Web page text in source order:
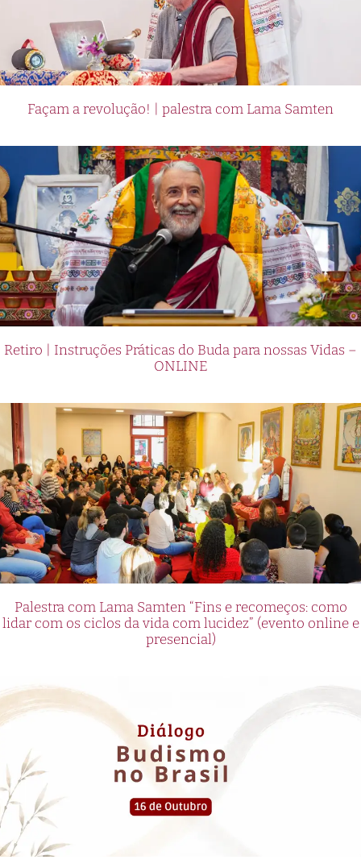
Façam a revolução! | palestra com Lama Samten
Retiro | Instruções Práticas do Buda para nossas Vidas –
ONLINE
Palestra com Lama Samten “Fins e recomeços: como
lidar com os ciclos da vida com lucidez” (evento online e
presencial)